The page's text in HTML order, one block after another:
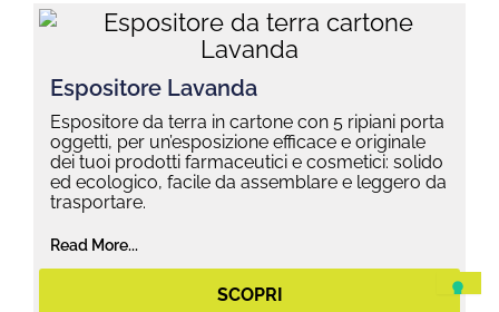
Espositore Lavanda
Espositore da terra in cartone con 5 ripiani porta
oggetti, per un’esposizione efficace e originale
dei tuoi prodotti farmaceutici e cosmetici: solido
ed ecologico, facile da assemblare e leggero da
trasportare.
Read More...
SCOPRI